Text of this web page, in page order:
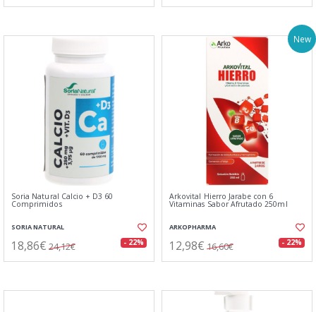
Soria Natural Calcio + D3 60
Comprimidos
SORIA NATURAL
18,86€ 24,12€ - 22%
New
Arkovital Hierro Jarabe con 6
Vitaminas Sabor Afrutado 250ml
ARKOPHARMA
12,98€ 16,60€ - 22%